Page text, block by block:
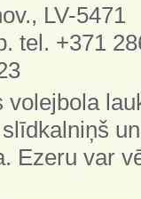
LV-5471
tel. +371
Ezeru var